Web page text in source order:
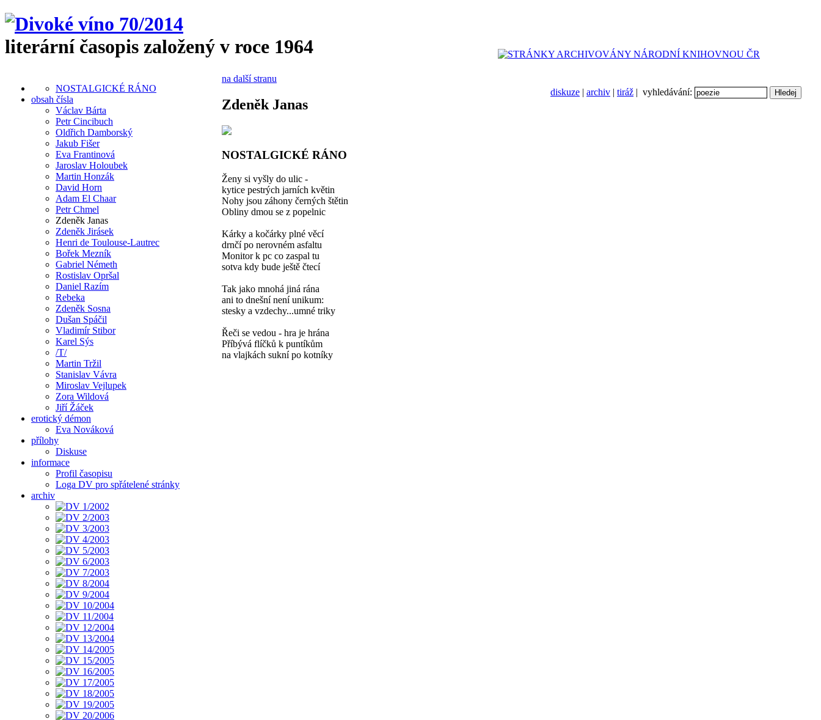
literární časopis založený v roce 1964
diskuze | archiv | tiráž | vyhledávání:
NOSTALGICKÉ RÁNO
obsah čísla
Václav Bárta
Petr Cincibuch
Oldřich Damborský
Jakub Fišer
Eva Frantinová
Jaroslav Holoubek
Martin Honzák
David Horn
Adam El Chaar
Petr Chmel
Zdeněk Janas
Zdeněk Jirásek
Henri de Toulouse-Lautrec
Bořek Mezník
Gabriel Németh
Rostislav Opršal
Daniel Razím
Rebeka
Zdeněk Sosna
Dušan Spáčil
Vladimír Stibor
Karel Sýs
/T/
Martin Tržil
Stanislav Vávra
Miroslav Vejlupek
Zora Wildová
Jiří Žáček
erotický démon
Eva Nováková
přílohy
Diskuse
informace
Profil časopisu
Loga DV pro spřátelené stránky
archiv
na další stranu
Zdeněk Janas
NOSTALGICKÉ RÁNO
Ženy si vyšly do ulic -
kytice pestrých jarních květin
Nohy jsou záhony černých štětin
Obliny dmou se z popelnic
Kárky a kočárky plné věcí
drnčí po nerovném asfaltu
Monitor k pc co zaspal tu
sotva kdy bude ještě čtecí
Tak jako mnohá jiná rána
ani to dnešní není unikum:
stesky a vzdechy...umné triky
Řeči se vedou - hra je hrána
Příbývá flíčků k puntíkům
na vlajkách sukní po kotníky